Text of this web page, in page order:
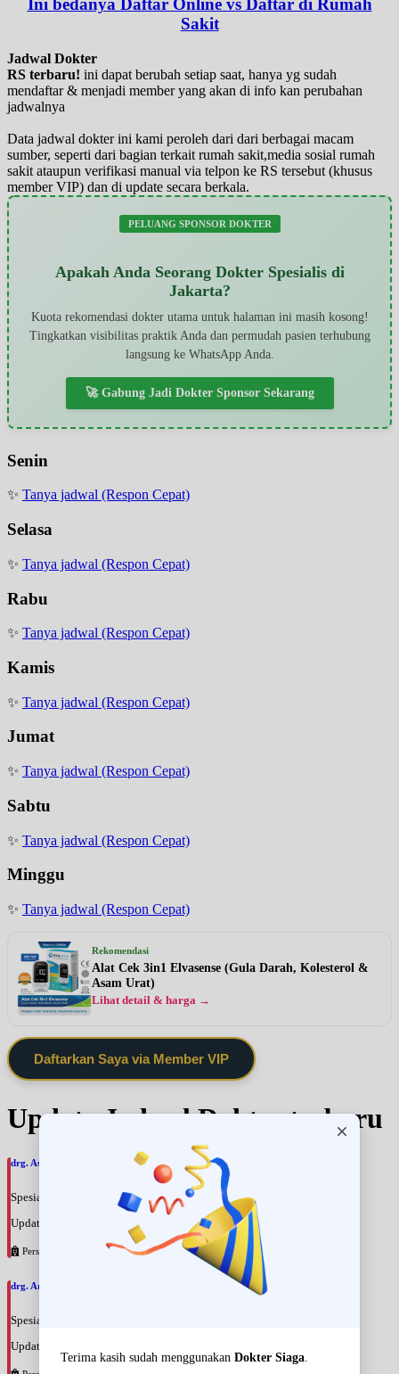
Ini bedanya Daftar Online vs Daftar di Rumah
Sakit
Jadwal Dokter
RS terbaru! ini dapat berubah setiap saat, hanya yg sudah
mendaftar & menjadi member yang akan di info kan perubahan
jadwalnya
Data jadwal dokter ini kami peroleh dari dari berbagai macam
sumber, seperti dari bagian terkait rumah sakit,media sosial rumah
sakit ataupun verifikasi manual via telpon ke RS tersebut (khusus
member VIP) dan di update secara berkala.
PELUANG SPONSOR DOKTER
Apakah Anda Seorang Dokter Spesialis di
Jakarta?
Kuota rekomendasi dokter utama untuk halaman ini masih kosong!
Tingkatkan visibilitas praktik Anda dan permudah pasien terhubung
langsung ke WhatsApp Anda.
🚀 Gabung Jadi Dokter Sponsor Sekarang
Senin
✨ Tanya jadwal (Respon Cepat)
Selasa
✨ Tanya jadwal (Respon Cepat)
Rabu
✨ Tanya jadwal (Respon Cepat)
Kamis
✨ Tanya jadwal (Respon Cepat)
Jumat
✨ Tanya jadwal (Respon Cepat)
Sabtu
✨ Tanya jadwal (Respon Cepat)
Minggu
✨ Tanya jadwal (Respon Cepat)
Rekomendasi
Alat Cek 3in1 Elvasense (Gula Darah, Kolesterol &
Asam Urat)
Lihat detail & harga →
Daftarkan Saya via Member VIP
Update Jadwal Dokter terbaru
drg. Astri Hapsari, SpBM
Spesialis: Gigi & Mulut
Update terakhir: 2026-08-09 18:38:18
Persahabatan
drg. Arfan Badeges, SpBM
Spesialis: Gigi & Mulut
Update terakhir: 2026-08-09 18:35:24